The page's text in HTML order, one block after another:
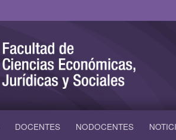
DOCENTES NODOCENTES